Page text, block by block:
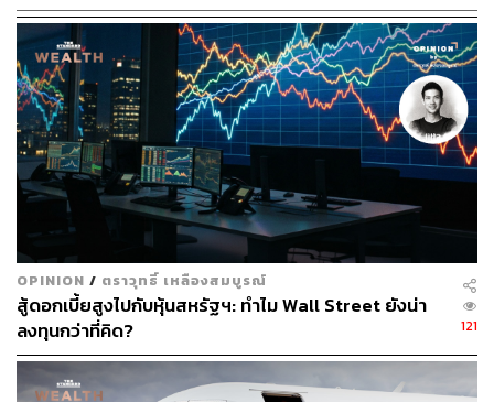
OPINION / ตราวุทธิ์ เหลืองสมบูรณ์
สู้ดอกเบี้ยสูงไปกับหุ้นสหรัฐฯ: ทำไม Wall Street ยังน่า
ลงทุนกว่าที่คิด?
121